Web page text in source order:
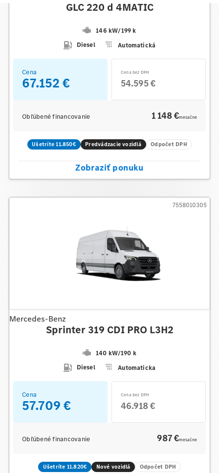
GLC 220 d 4MATIC
146 kW/199 k
Diesel
Automatická
Cena
67.152 €
Cena bez DPH
54.595 €
Obľúbené financovanie 1 148 €mesačne
Ušetríte 11.850€ Predvádzacie vozidlá Odpočet DPH
Zobraziť ponuku
Mercedes-Benz
Sprinter 319 CDI PRO L3H2
140 kW/190 k
Diesel
Automaticka
7558010305
Cena
57.709 €
Cena bez DPH
46.918 €
Obľúbené financovanie 987 €mesačne
Ušetríte 11.820€ Nové vozidlá Odpočet DPH